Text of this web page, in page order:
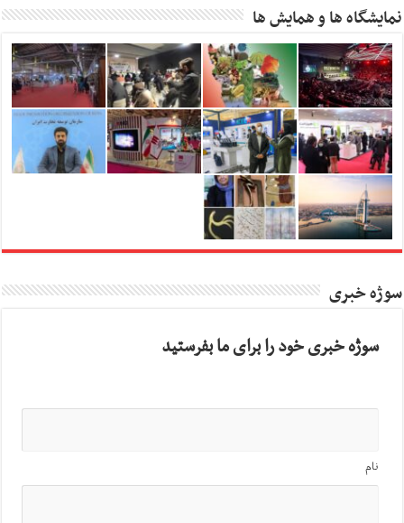
نمایشگاه ها و همایش ها
سوژه خبری
سوژه خبری خود را برای ما بفرستید
نام